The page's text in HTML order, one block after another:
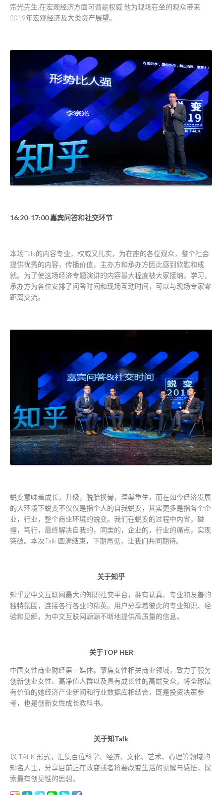
宗光先生,在宏观经济方面可谓是权威,他为现场在坐的观众带来
2019年宏观经济及大类资产展望。
16:20-17:00 嘉宾问答和社交环节
本场Talk的内容专业，权威又扎实，为在座的各位观众，整个社会
提供优秀的内容，传播价值，主办方和承办方因此感到欣慰和成
就。为了使这场经济专题演讲的内容最大程度被大家接纳，学习，
承办方为各位安排了问答时间和现场互动时间，可以与现场专家零
距离交流。
蜕变意味着成长，升级，脱胎换骨，涅槃重生，而在如今经济发展
的大环境下蜕变不仅仅是指个人的自我蜕变，其实更多是指各个企
业，行业，整个商业环境的蜕变。我们在蜕变的过程中内省，碰
撞，笃行，最终解决自我的，同类的，企业的，行业的痛点，实现
突破。本次Talk 圆满结束，下期再见，让我们共同期待。
关于知乎
知乎是中文互联网最大的知识社交平台，拥有认真、专业和友善的
独特氛围，连接各行各业的精英。用户分享着彼此的专业知识、经
验和见解，为中文互联网源源不断地提供高质量的信息。
关于TOP HER
中国女性商业财经第一媒体。聚焦女性相关商业领域，致力于服务
创新创业女性、高净值人群以及具有成长性的高端受众，将全球最
有价值的她经济产业新闻和行业数据库相结合，既是投资决策参
考，也是创新女性成长教科书。
关于知Talk
以 TALK 形式，汇集百位科学、经济、文化、艺术、心理等领域的
知名人士，分享目前正在改变或者将要改变生活的见解与感悟，探
索最有创见性的思想。